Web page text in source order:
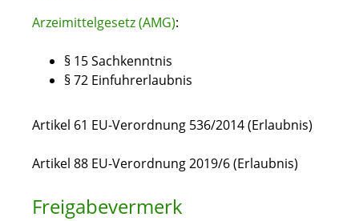
Arzeimittelgesetz (AMG):
§ 15 Sachkenntnis
§ 72 Einfuhrerlaubnis
Artikel 61 EU-Verordnung 536/2014 (Erlaubnis)
Artikel 88 EU-Verordnung 2019/6 (Erlaubnis)
Freigabevermerk